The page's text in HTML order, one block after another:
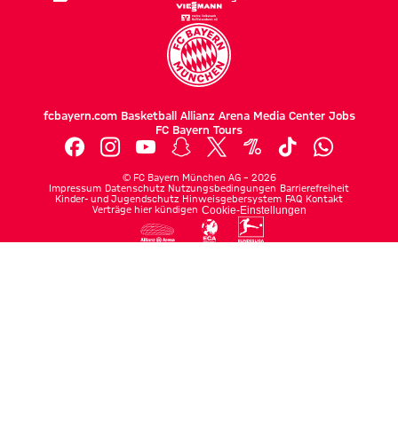
fcbayern.com Basketball Allianz Arena Media Center Jobs
FC Bayern Tours
© FC Bayern München AG – 2026
Impressum Datenschutz Nutzungsbedingungen Barrierefreiheit
Kinder- und Jugendschutz Hinweisgebersystem FAQ Kontakt
Verträge hier kündigen Cookie-Einstellungen